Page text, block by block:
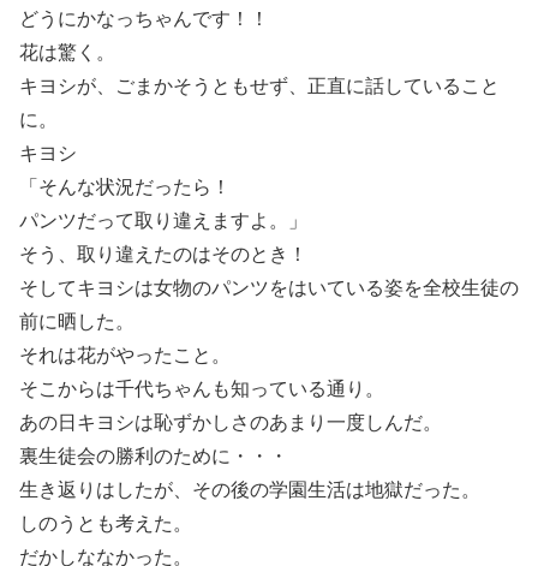
どうにかなっちゃんです！！
花は驚く。
キヨシが、ごまかそうともせず、正直に話していること
に。
キヨシ
「そんな状況だったら！
パンツだって取り違えますよ。」
そう、取り違えたのはそのとき！
そしてキヨシは女物のパンツをはいている姿を全校生徒の
前に晒した。
それは花がやったこと。
そこからは千代ちゃんも知っている通り。
あの日キヨシは恥ずかしさのあまり一度しんだ。
裏生徒会の勝利のために・・・
生き返りはしたが、その後の学園生活は地獄だった。
しのうとも考えた。
だかしななかった。